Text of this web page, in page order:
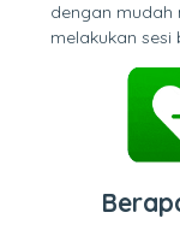
dengan mudah
melakukan